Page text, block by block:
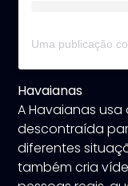
Havaianas
A Havaianas usa
descontraída
diferentes
também cria